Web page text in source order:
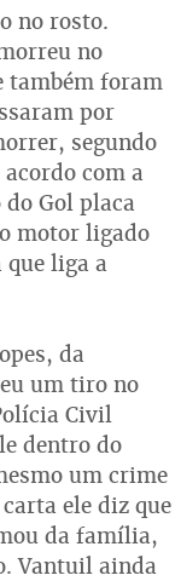
no rosto.
no
também foram
por
segundo
com a
Gol placa
motor ligado
liga a
da
um tiro no
Civil
dentro do
um crime
ele diz que
da família,
Vantuil ainda